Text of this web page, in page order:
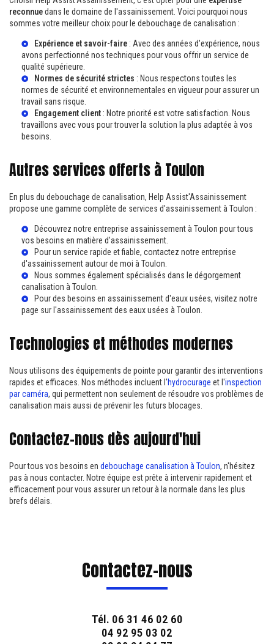
reconnuedans le domaine de l'assainissement. Voici pourquoi nous
sommes votre meilleur choix pour le debouchage de canalisation :
Expérience et savoir-faire : Avec des années d'expérience, nous
avons perfectionné nos techniques pour vous offrir un service de
qualité supérieure.
Normes de sécurité strictes : Nous respectons toutes les
normes de sécurité et environnementales en vigueur pour assurer un
travail sans risque.
Engagement client : Notre priorité est votre satisfaction. Nous
travaillons avec vous pour trouver la solution la plus adaptée à vos
besoins.
Autres services offerts à Toulon
En plus du debouchage de canalisation, Help Assist'Assainissement
propose une gamme complète de services d'assainissement à Toulon :
Découvrez notre entreprise assainissement à Toulon pour tous
vos besoins en matière d'assainissement.
Pour un service rapide et fiable, contactez notre entreprise
d'assainissement autour de moi à Toulon
Nous sommes également spécialisés dans le dégorgement
canalisation à Toulon
Pour des besoins en assainissement d'eaux usées, visitez notre
page sur l'assainissement des eaux usées à Toulon
Technologies et méthodes modernes
Nous utilisons des équipements de pointe pour garantir des interventions
rapides et efficaces. Nos méthodes incluent l'hydrocurage et l'inspection
par caméra, qui permettent non seulement de résoudre vos problèmes de
canalisation mais aussi de prévenir les futurs blocages.
Contactez-nous dès aujourd'hui
Pour tous vos besoins en debouchage canalisation à Toulon, n'hésitez
pas à nous contacter. Notre équipe est prête à intervenir rapidement et
efficacement pour vous assurer un retour à la normale dans les plus
brefs délais.
Contactez-nous
Tél. 06 31 46 02 60
04 92 95 03 02